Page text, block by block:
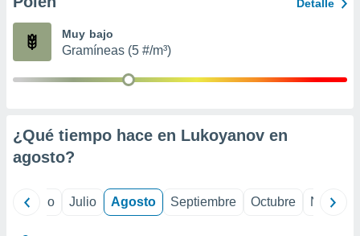
publicidad
Detalle
Muy bajo
Gramíneas (5 #/m³)
¿Qué tiempo hace en Lukoyanov en
agosto?
Junio Julio Agosto Septiembre Octubre